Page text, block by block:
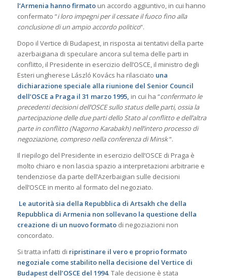
l’Armenia hanno firmatoun accordo aggiuntivo, in cui hanno
confermato “i loro impegni per il cessate il fuoco fino alla
conclusione di un ampio accordo politico“.
Dopo il Vertice di Budapest, in risposta ai tentativi della parte
azerbaigiana di speculare ancora sul tema delle parti in
conflitto, il Presidente in esercizio dell’OSCE, il ministro degli
Esteri ungherese László Kovács ha rilasciato una
dichiarazione speciale alla riunione del Senior Council
dell’OSCE a Praga il 31 marzo 1995, in cui ha “confermato le
precedenti decisioni dell’OSCE sullo status delle parti, ossia la
partecipazione delle due parti dello Stato al conflitto e dell’altra
parte in conflitto (Nagorno Karabakh) nell’intero processo di
negoziazione, compreso nella conferenza di Minsk“.
Il riepilogo del Presidente in esercizio dell’OSCE di Praga è
molto chiaro e non lascia spazio a interpretazioni arbitrarie e
tendenziose da parte dell’Azerbaigian sulle decisioni
dell’OSCE in merito al formato del negoziato.
Le autorità sia della Repubblica di Artsakh che della
Repubblica di Armenia non sollevano la questione della
creazione di un nuovo formatodi negoziazioni non
concordato.
Si tratta infatti di ripristinare il vero e proprio formato
negoziale come stabilito nella decisione del Vertice di
Budapest dell’OSCE del 1994. Tale decisione è stata